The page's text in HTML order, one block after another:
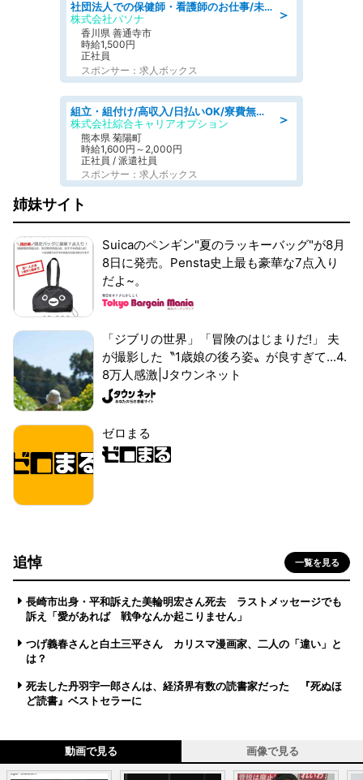
＞
社団法人での保健師・看護師のお仕事/未経験OK/要資格:普通免許、保健師、正看護師
株式会社パソナ
香川県 善通寺市
時給1,500円
正社員
スポンサー：求人ボックス
＞
組立・組付け/高収入/日払いOK/寮費無料/交替制/20・30・40代活躍中
株式会社綜合キャリアオプション
熊本県 菊陽町
時給1,600円～2,000円
正社員 / 派遣社員
スポンサー：求人ボックス
姉妹サイト
Suicaのペンギン"夏のラッキーバッグ"が8月
8日に発売。Pensta史上最も豪華な7点入り
だよ~。
「ジブリの世界」「冒険のはじまりだ!」 夫
が撮影した〝1歳娘の後ろ姿〟が良すぎて...4.
8万人感激|Jタウンネット
ゼロまる
追悼 一覧を見る
長崎市出身・平和訴えた美輪明宏さん死去 ラストメッセージでも
訴え「愛があれば 戦争なんか起こりません」
つげ義春さんと白土三平さん カリスマ漫画家、二人の「違い」と
は？
死去した丹羽宇一郎さんは、経済界有数の読書家だった 『死ぬほ
ど読書』ベストセラーに
動画で見る 画像で見る